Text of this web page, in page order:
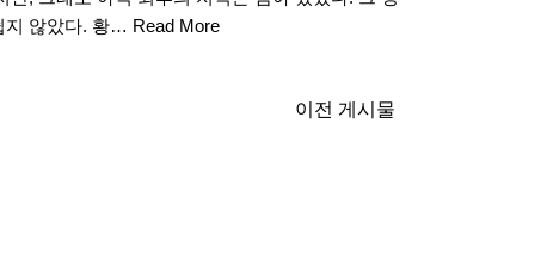
지 않았다. 황… Read More
이전 게시물